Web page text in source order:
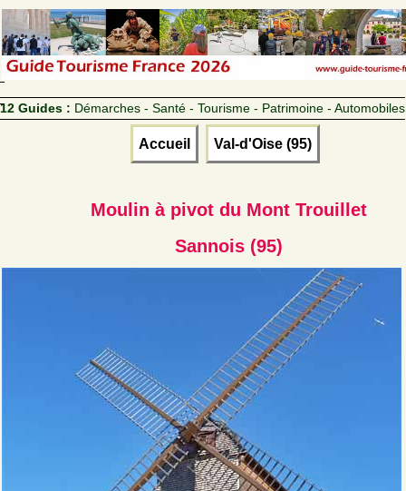
12 Guides : Démarches - Santé - Tourisme - Patrimoine - Automobiles
Accueil Val-d'Oise (95)
Moulin à pivot du Mont Trouillet
Sannois (95)